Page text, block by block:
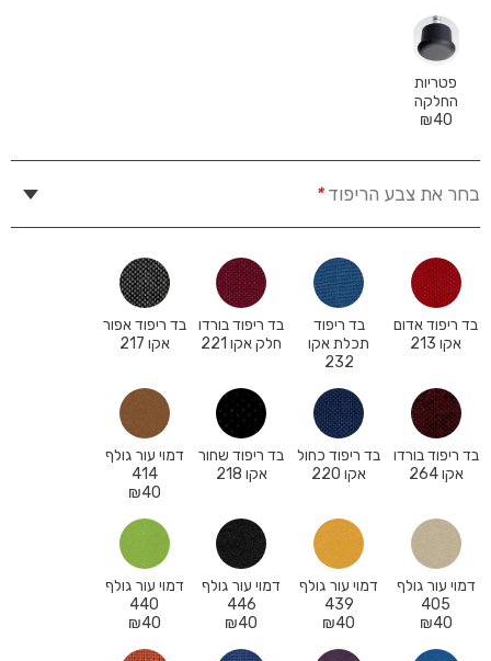
פטריות
החלקה
₪40
בחר את צבע הריפוד*
בד ריפוד אדום
אקו 213
בד ריפוד
תכלת אקו
232
בד ריפוד בורדו
חלק אקו 221
בד ריפוד אפור
אקו 217
בד ריפוד בורדו
אקו 264
בד ריפוד כחול
אקו 220
בד ריפוד שחור
אקו 218
דמוי עור גולף
414
₪40
דמוי עור גולף
405
₪40
דמוי עור גולף
439
₪40
דמוי עור גולף
446
₪40
דמוי עור גולף
440
₪40